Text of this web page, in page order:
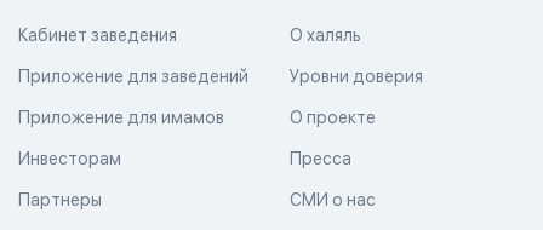
О халяль
Уровни доверия
Кабинет заведения
Приложение для заведений
Приложение для имамов О проекте
Пресса
СМИ о нас
Инвесторам
Партнеры